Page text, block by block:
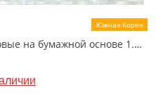
Южная Корея
88345-1 Mustang Обои виниловые на бумажной основе 1.06*15.6